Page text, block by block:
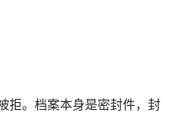
拒。档案本身是密封件，封